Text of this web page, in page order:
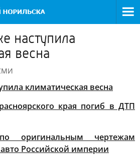
наступила
весна
климатическая весна
края погиб в ДТП
оригинальным чертежам
Российской империи